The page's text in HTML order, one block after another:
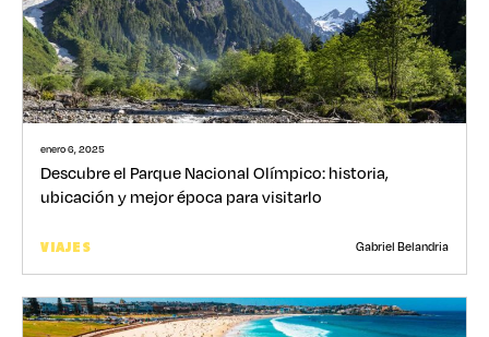
enero 6, 2025
Descubre el Parque Nacional Olímpico: historia,
ubicación y mejor época para visitarlo
VIAJES Gabriel Belandria